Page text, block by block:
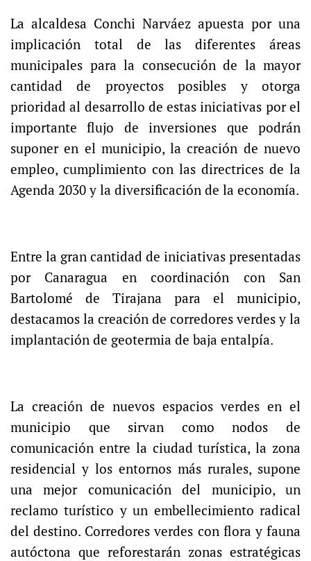
La alcaldesa Conchi Narváez apuesta por una
implicación total de las diferentes áreas
municipales para la consecución de la mayor
cantidad de proyectos posibles y otorga
prioridad al desarrollo de estas iniciativas por el
importante flujo de inversiones que podrán
suponer en el municipio, la creación de nuevo
empleo, cumplimiento con las directrices de la
Agenda 2030 y la diversificación de la economía.
Entre la gran cantidad de iniciativas presentadas
por Canaragua en coordinación con San
Bartolomé de Tirajana para el municipio,
destacamos la creación de corredores verdes y la
implantación de geotermia de baja entalpía.
La creación de nuevos espacios verdes en el
municipio que sirvan como nodos de
comunicación entre la ciudad turística, la zona
residencial y los entornos más rurales, supone
una mejor comunicación del municipio, un
reclamo turístico y un embellecimiento radical
del destino. Corredores verdes con flora y fauna
autóctona que reforestarán zonas estratégicas